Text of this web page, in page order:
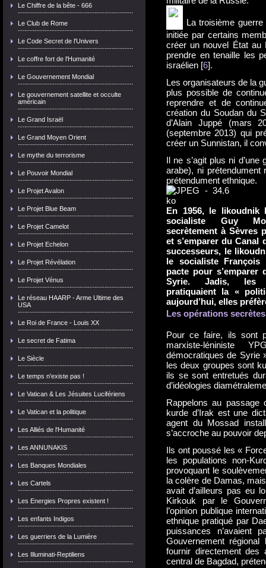
Le Chiffre de la bête - 666
Le Club de Rome
Le Code Secret de l'Univers
Le coffre fort de l'Humanité
Le Gouvernement Mondial
Le gouvernement satellite et occulte
américain
Le Grand Israël
Le Grand Moyen Orient
Le mythe du terrorisme
Le Pouvoir Mondial
Le Projet Avalon
Le Projet Blue Beam
Le Projet Camelot
Le Projet Echelon
Le Projet Révélation
Le Projet Vénus
Le réseau HAARP - Arme Ultime des
USA
Le Roi de France - Louis XX
Le secret de Fatima
Le Siècle
Le temps n'existe pas !
Le Vatican & Les Jésuites Lucifériens
Le Vatican et la politique
Les Alliés de l'Humanité
Les ANNUNAKIS
Les Banques Mondiales
Les Cartels
Les Energies Propres existent !
Les enfants Indigos
Les guerriers de la Lumière
Les Illuminati-Reptiliens
La troisième
initiée par certains
créer un nouvel État au
prendre en tenaille les
israélien [6].
Les organisateurs de la
plus possible de
reprendre et de
création du Soudan du
d’Alain Juppé (mars
(septembre 2013) qui
créer un Sunnistan, il
Il ne s’agit plus ni
arabe), ni prétendument
prétendument ethnique.
En 1956, le likoudnik
socialiste Guy
secrètement à Sèvres
et s’emparer du Canal
successeurs, le
le socialiste
pacte pour s’emparer
Syrie. Jadis, les
pratiquaient la «
aujourd’hui, elles
Les opérations
Pour ce faire, ils sont
marxiste-léniniste
démocratiques de Syrie
les deux groupes sont
ils se sont entretués
d’idéologies
Rappelons au passage
kurde d’Irak est une
agent du Mossad
s’accroche au pouvoir
Ils ont poussé les «
les populations non-
provoquant le
la colère de Damas,
avait d’ailleurs pas eu
Kirkouk par le
l’opinion publique
ethnique pratiqué par
puissances n’avaient
Gouvernement
fournir directement des
central de Bagdad,